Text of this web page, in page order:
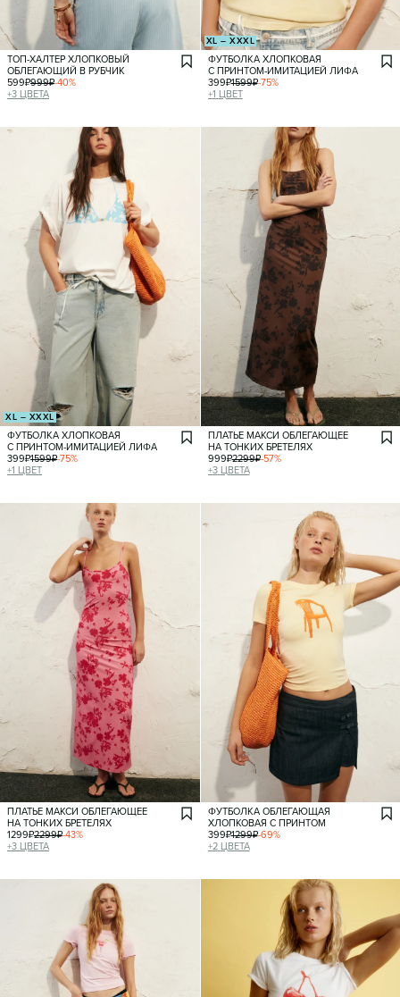
ТОП-ХАЛТЕР ХЛОПКОВЫЙ
ОБЛЕГАЮЩИЙ В РУБЧИК
599₽999₽-40%
+3 ЦВЕТА
XL – XXXL
ФУТБОЛКА ХЛОПКОВАЯ
С ПРИНТОМ-ИМИТАЦИЕЙ ЛИФА
399₽1599₽-75%
+1 ЦВЕТ
XL – XXXL
ФУТБОЛКА ХЛОПКОВАЯ
С ПРИНТОМ-ИМИТАЦИЕЙ ЛИФА
399₽1599₽-75%
+1 ЦВЕТ
ПЛАТЬЕ МАКСИ ОБЛЕГАЮЩЕЕ
НА ТОНКИХ БРЕТЕЛЯХ
999₽2299₽-57%
+3 ЦВЕТА
ПЛАТЬЕ МАКСИ ОБЛЕГАЮЩЕЕ
НА ТОНКИХ БРЕТЕЛЯХ
1299₽2299₽-43%
+3 ЦВЕТА
ФУТБОЛКА ОБЛЕГАЮЩАЯ
ХЛОПКОВАЯ С ПРИНТОМ
399₽1299₽-69%
+2 ЦВЕТА